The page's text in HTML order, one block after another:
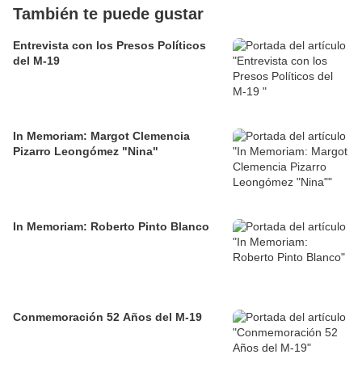
También te puede gustar
Entrevista con los Presos Políticos
del M-19
In Memoriam: Margot Clemencia
Pizarro Leongómez "Nina"
In Memoriam: Roberto Pinto Blanco
Conmemoración 52 Años del M-19